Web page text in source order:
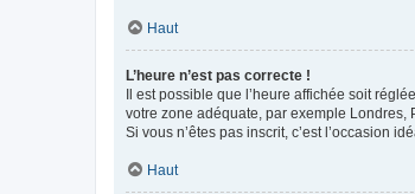
Haut
L’heure n’est pas correcte !
Il est possible que l’heure affichée soit
votre zone adéquate, par exemple Londres,
Si vous n’êtes pas inscrit, c’est l’occasion
Haut